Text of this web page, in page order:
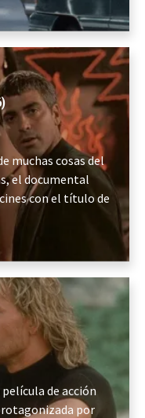
muchas cosas del
el documental
con el título de
de acción
por